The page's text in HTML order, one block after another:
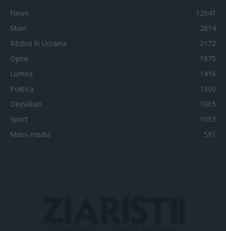
News
12041
Main
2814
Război în Ucraina
2172
Opinii
1875
Lumea
1416
Politică
1300
Dezvăluiri
1065
Sport
1053
Mass-media
591